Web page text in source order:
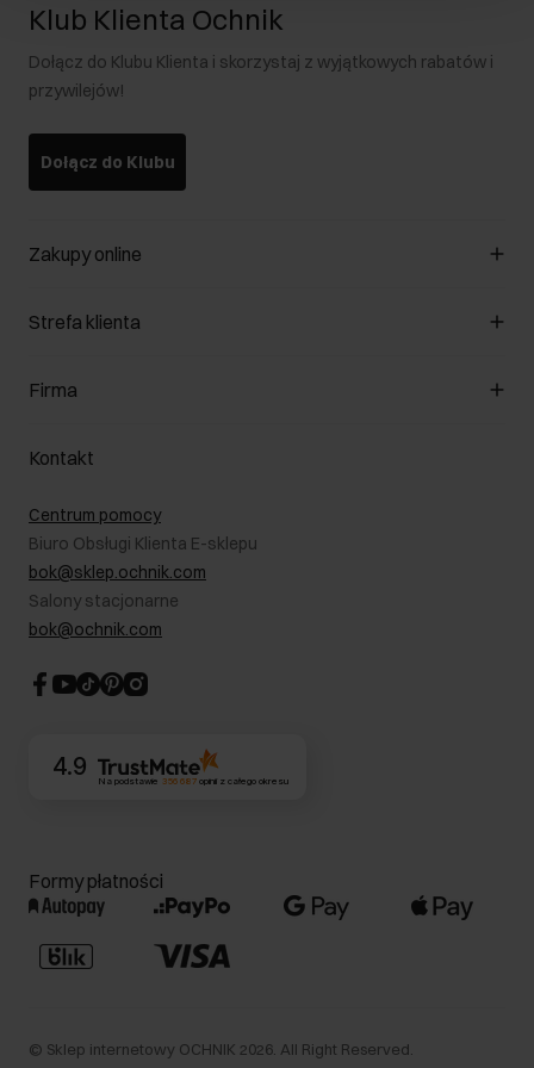
Klub Klienta Ochnik
Dołącz do Klubu Klienta i skorzystaj z wyjątkowych rabatów i
przywilejów!
Dołącz do Klubu
Zakupy online
Zarządzaj cookies
Formy płatności
Jak dokonać zwrotu?
Strefa klienta
Klub Klienta
Zwróć produkty
W podróży
Karta podarunkowa
Bezpieczne zakupy
Blog
Firma
O nas
Salony
B2B - Sprzedaż dla firm
RODO- Polityka prywatności
Informacje prawne
Dla akcjonariuszy
CSR
Kontakt
Centrum pomocy
Biuro Obsługi Klienta E-sklepu
bok@sklep.ochnik.com
Salony stacjonarne
bok@ochnik.com
4.9
Na podstawie 356 687opinii z całego okresu
Formy płatności
© Sklep internetowy OCHNIK 2026 . All Right Reserved.